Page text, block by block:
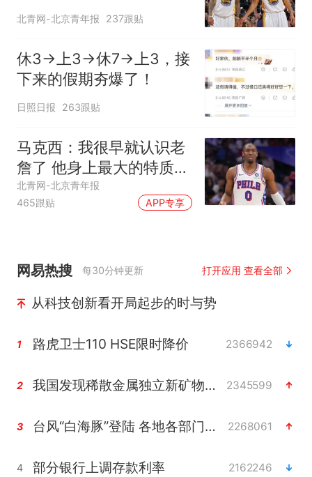
得现在的成就
北青网-北京青年报 237跟贴
休3→上3→休7→上3，接
下来的假期夯爆了！
日照日报 263跟贴
马克西：我很早就认识老
詹了 他身上最大的特质就
是谦逊
北青网-北京青年报
465跟贴
APP专享
网易热搜 每30分钟更新 打开应用 查看全部
从科技创新看开局起步的时与势
1 路虎卫士110 HSE限时降价 2366942
2 我国发现稀散金属独立新矿物——乌斯河锗矿 2345599
3 台风“白海豚”登陆 各地各部门全力应对 2268061
4 部分银行上调存款利率 2162246